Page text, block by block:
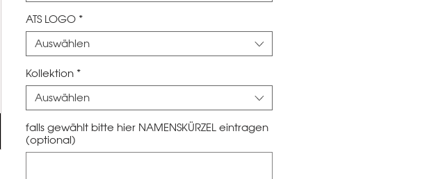
ATS LOGO *
Auswählen
Kollektion *
Auswählen
falls gewählt bitte hier NAMENSKÜRZEL eintragen
(optional)